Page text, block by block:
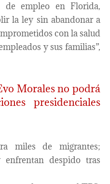
de empleo en Florida,
la ley sin abandonar a
con la salud
y sus familias”,
Morales no podrá
presidenciales
miles de migrantes;
enfrentan despido tras